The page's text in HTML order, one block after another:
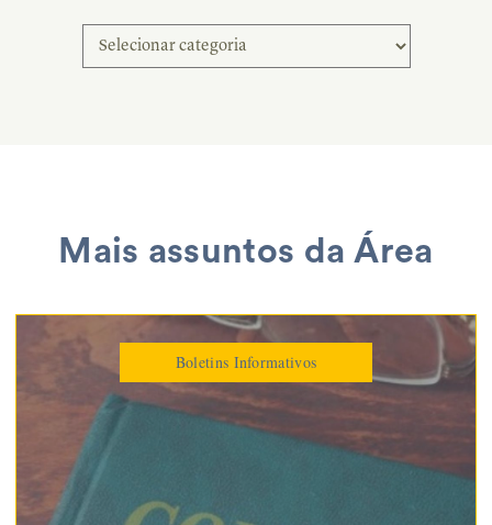
Mais assuntos da Área
Boletins Informativos